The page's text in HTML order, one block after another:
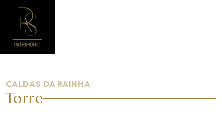
CALDAS DA RAINHA
Torre